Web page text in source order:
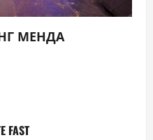
МЕНДА
FAST